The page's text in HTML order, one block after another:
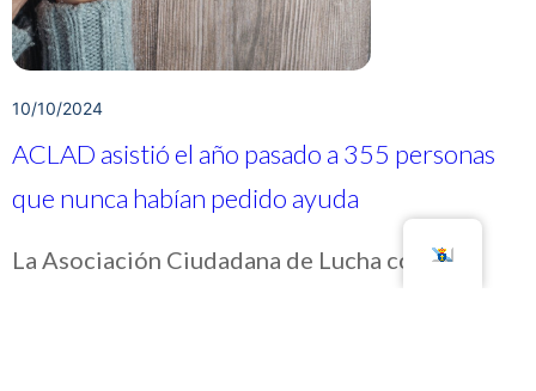
10/10/2024
ACLAD asistió el año pasado a 355 personas
que nunca habían pedido ayuda
La Asociación Ciudadana de Lucha contra la